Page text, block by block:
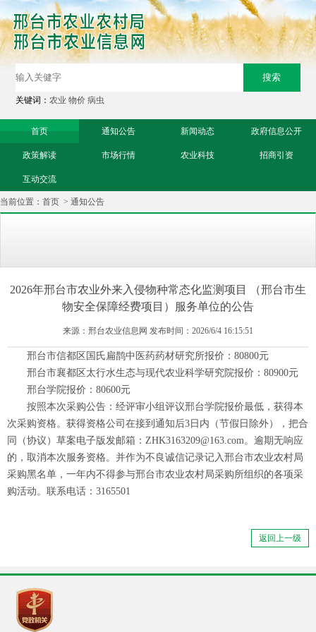
关键词：农业 物价 病虫
首页 通知公告 新闻动态 政府信息公开
政策解读 市场行情 农业科技 招商引资
互动交流
当前位置： 首页 > 通知公告
2026年邢台市农业外来入侵物种常态化监测项目 （邢台市生
物安全保障经费项目）服务单位的公告
来源：邢台农业信息网 发布时间：2026/6/4 16:15:51
邢台市信都区国氏扁鹊中医药药材研究所报价：80800元
邢台市襄都区太行水生态与现代农业科学研究院报价：80900元
邢台学院报价：80600元
按照本次采购公告：经评审小组评议邢台学院报价最低，获得本
次采购资格。获得资格公司在接到通知后3日内（节假日除外），把合
同（协议）草案电子版发邮箱：ZHK3163209@163.com。逾期无响应
的，取消本次服务资格。并作为不良诚信记录记入邢台市农业农村局
采购黑名单，一年内不得参与邢台市农业农村局采购所组织的各项采
购活动。联系电话：3165501
返回上一级